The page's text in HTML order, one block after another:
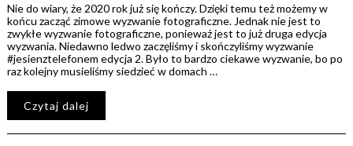
Nie do wiary, że 2020 rok już się kończy. Dzięki temu też możemy w
końcu zacząć zimowe wyzwanie fotograficzne. Jednak nie jest to
zwykłe wyzwanie fotograficzne, ponieważ jest to już druga edycja
wyzwania. Niedawno ledwo zaczęliśmy i skończyliśmy wyzwanie
#jesienztelefonem edycja 2. Było to bardzo ciekawe wyzwanie, bo po
raz kolejny musieliśmy siedzieć w domach …
Czytaj dalej